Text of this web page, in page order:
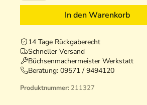
In den Warenkorb
14 Tage Rückgaberecht
Schneller Versand
Büchsenmachermeister Werkstatt
Beratung: 09571 / 9494120
Produktnummer: 211327